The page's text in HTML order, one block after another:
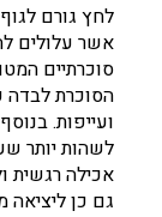
לחץ גורם לגוף
אשר עלולים
סוכרתיים
הסוכרת לבדה
ועייפות.
לשהות יותר
אכילה רגשית
גם כן ליציאה